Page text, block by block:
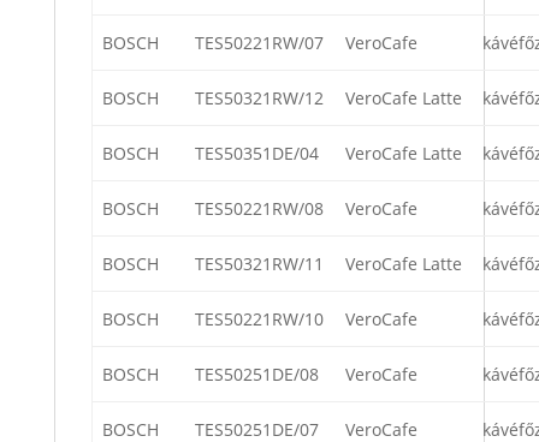
BOSCH TES50221RW/07 VeroCafe
BOSCH TES50321RW/12 VeroCafe Latte
BOSCH TES50351DE/04 VeroCafe Latte
BOSCH TES50221RW/08 VeroCafe
BOSCH TES50321RW/11 VeroCafe Latte
BOSCH TES50221RW/10 VeroCafe
BOSCH TES50251DE/08 VeroCafe
BOSCH TES50251DE/07 VeroCafe